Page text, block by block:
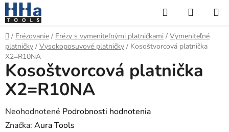
Prejsť
na
obsah
Hľadať
KOŠÍK
Domov
/ Frézovanie / Frézy s vymeniteľnými platničkami / Vymeniteľné
platničky / Vysokoposuvové platničky / Kosoštvorcová platnička
X2=R10NA
Kosoštvorcová platnička
X2=R10NA
Priemerné
hodnotenie
Neohodnotené Podrobnosti hodnotenia
Značka: Aura Tools